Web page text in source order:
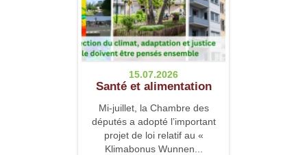
15.07.2026
Santé et alimentation
Mi-juillet, la Chambre des
députés a adopté l’important
projet de loi relatif au «
Klimabonus Wunnen...